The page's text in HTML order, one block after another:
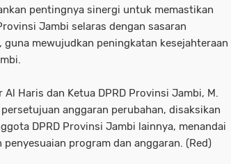
pentingnya sinergi untuk memastikan
Jambi selaras dengan sasaran
guna mewujudkan peningkatan kesejahteraan
Haris dan Ketua DPRD Provinsi Jambi, M.
anggaran perubahan, disaksikan
DPRD Provinsi Jambi lainnya, menandai
program dan anggaran. (Red)